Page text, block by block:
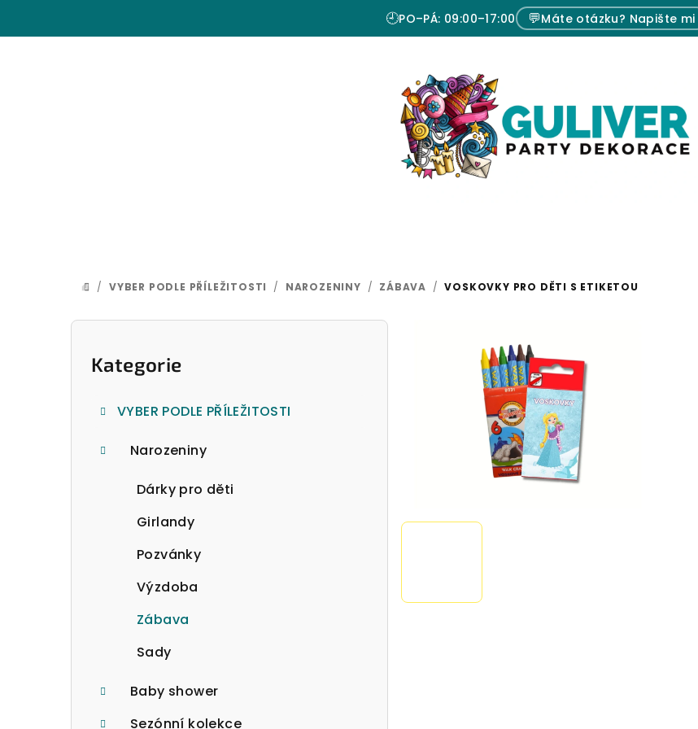
🕘PO–PÁ: 09:00–17:00 💬Máte otázku? Napište mi
DOMŮ
/ VYBER PODLE PŘÍLEŽITOSTI / NAROZENINY / ZÁBAVA / VOSKOVKY PRO DĚTI S ETIKETOU
P
Přeskočit
kategorie
Kategorie
VYBER PODLE PŘÍLEŽITOSTI
Narozeniny
Dárky pro děti
Girlandy
Pozvánky
Výzdoba
Zábava
Sady
Baby shower
Sezónní kolekce